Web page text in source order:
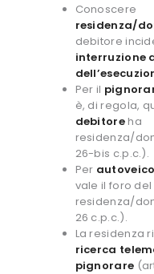
Conoscere
residenza/
debitore
interruzione
Per il
è, di regola,
debitoreha
residenza/
26-bis c.p.c.).
Per
vale il foro
residenza/
26 c.p.c.).
La residenza
ricerca
pignorare